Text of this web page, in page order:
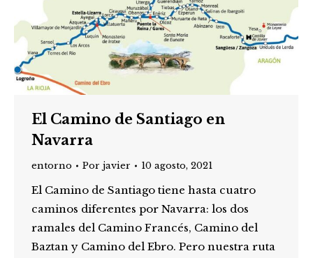
El Camino de Santiago en
Navarra
entorno Por javier 10 agosto, 2021
El Camino de Santiago tiene hasta cuatro
caminos diferentes por Navarra: los dos
ramales del Camino Francés, Camino del
Baztan y Camino del Ebro. Pero nuestra ruta